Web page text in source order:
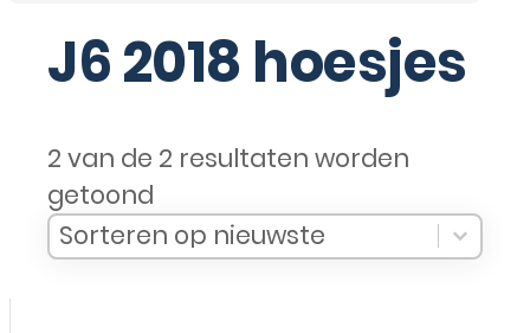
J6 2018 hoesjes
2 van de 2 resultaten worden
getoond
Sort Products
Sort content
Sorteren op nieuwste
Sort content